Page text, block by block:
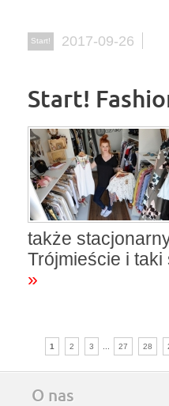
Start! 2017-09-26
Start!
także
Trójmieście i taki
»
1 2 3 27 28
O nas